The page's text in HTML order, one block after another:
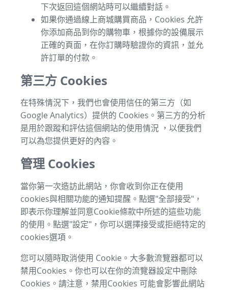
下次返回這個網站時可以繼續對話。
如果你通過線上商城購買商品，Cookies 允許
你添加商品到你的購物車，根據你的設備展示
正確的頁面，在你訂購時驗證你的資訊，並允
許訂單的付款。
第三方 Cookies
在特殊情況下，我們也會使用信任的第三方（如
Google Analytics）提供的 Cookies。第三方的分析
是用於跟蹤和評估這個網站的使用情況 ，以便我們
可以為您提供更好的內容。
管理 Cookies
當你第一次造訪此網站，你會收到你正在使用
cookies與相關功能的通知提醒。點選"全部接受"，
即表示你理解並同意Cookie條款中所述的這些功能
的使用。點選"設定"，你可以選擇接受或拒絕特定的
cookies選項。
您可以隨時取消使用 Cookie。大多數流覽器都可以
禁用Cookies。你也可以在你的流覽器設定中刪除
Cookies。請注意，禁用Cookies 可能會影響此網站